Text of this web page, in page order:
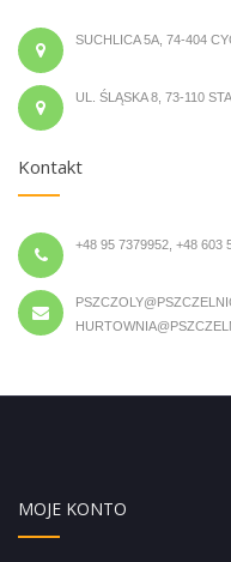
SUCHLICA 5A, 74-404
UL. ŚLĄSKA 8, 73-110
Kontakt
+48 95 7379952, +48 603
MOJE KONTO